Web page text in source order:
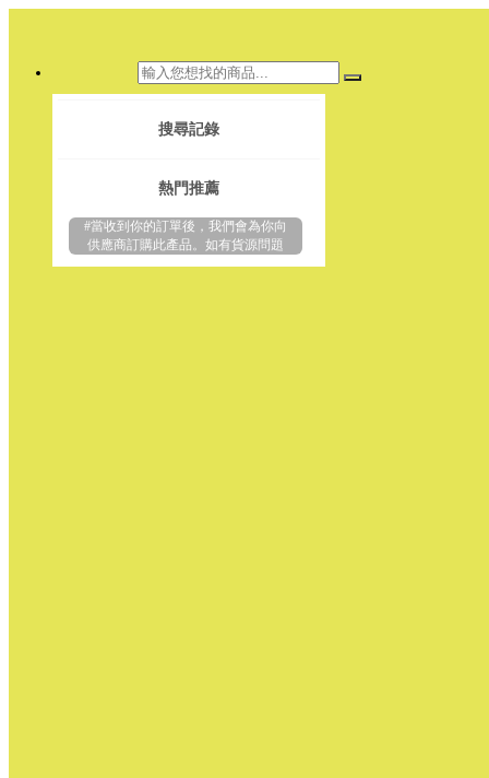
搜尋記錄
熱門推薦
#當收到你的訂單後，我們會為你向
供應商訂購此產品。如有貨源問題